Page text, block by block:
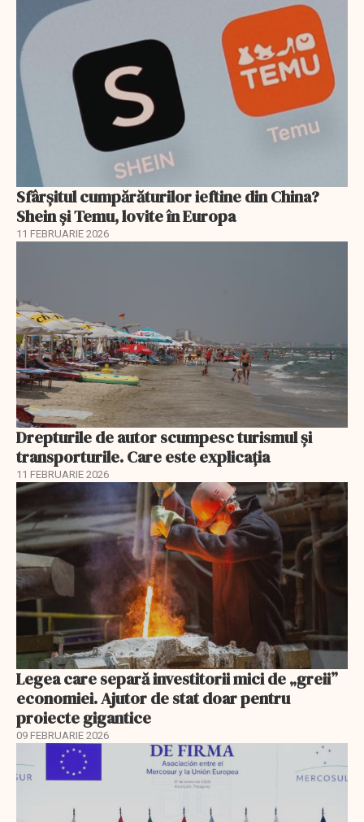
Sfârșitul cumpărăturilor ieftine din China?
Shein și Temu, lovite în Europa
11 FEBRUARIE 2026
Drepturile de autor scumpesc turismul și
transporturile. Care este explicația
11 FEBRUARIE 2026
Legea care separă investitorii mici de „greii”
economiei. Ajutor de stat doar pentru
proiecte gigantice
09 FEBRUARIE 2026